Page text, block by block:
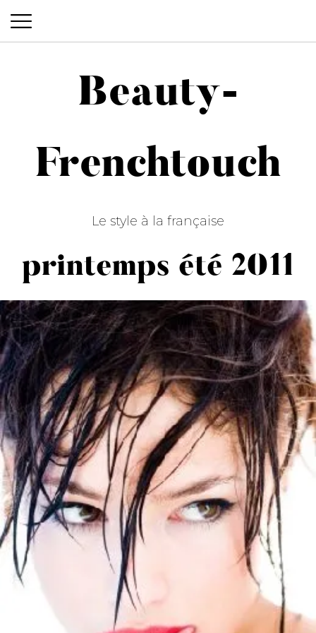
Beauty-Frenchtouch
Beauty-
Frenchtouch
Le style à la française
printemps été 2011